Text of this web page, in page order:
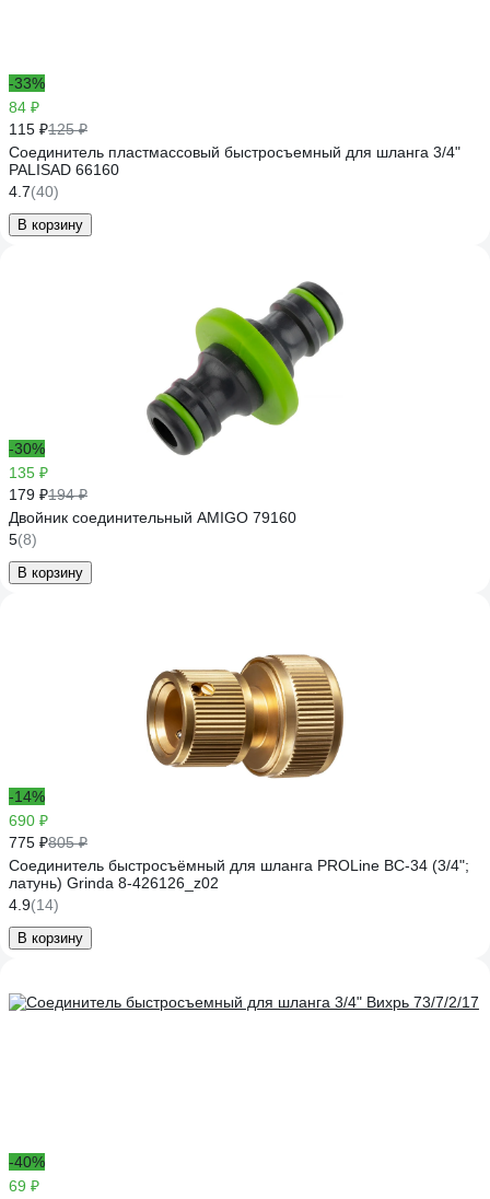
-33%
84 ₽
115 ₽125 ₽
Соединитель пластмассовый быстросъемный для шланга 3/4"
PALISAD 66160
4.7(40)
В корзину
-30%
135 ₽
179 ₽194 ₽
Двойник соединительный AMIGO 79160
5(8)
В корзину
-14%
690 ₽
775 ₽805 ₽
Соединитель быстросъёмный для шланга PROLine BC-34 (3/4";
латунь) Grinda 8-426126_z02
4.9(14)
В корзину
-40%
69 ₽